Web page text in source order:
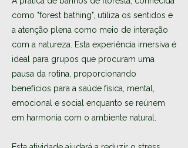
como "forest bathing", utiliza os sentidos e
a atenção plena como meio de interação
com a natureza. Esta experiência imersiva é
ideal para grupos que procuram uma
pausa da rotina, proporcionando
benefícios para a saúde física, mental,
emocional e social enquanto se reúnem
em harmonia com o ambiente natural.